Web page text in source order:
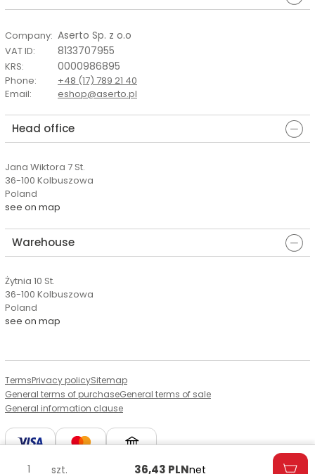
szt. 36,43 PLNnet
Company: Aserto Sp. z o.o
VAT ID: 8133707955
KRS: 0000986895
Phone:
+48 (17) 789 21 40
Email: eshop@aserto.pl
Head office
Jana Wiktora 7 St.
36-100 Kolbuszowa
Poland
see on map
Warehouse
Żytnia 10 St.
36-100 Kolbuszowa
Poland
see on map
TermsPrivacy policySitemap
General terms of purchaseGeneral terms of sale
General information clause